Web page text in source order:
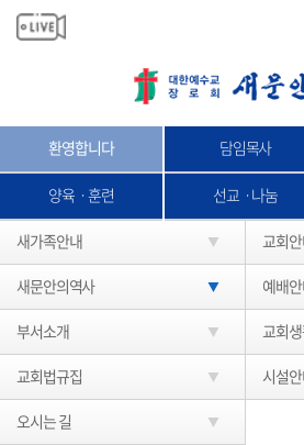
환영합니다
새가족안내 교회
새문안의역사 예배
부서소개 교회
교회법규집 시설
오시는 길
담임목사
양육ㆍ훈련 선교ㆍ나눔